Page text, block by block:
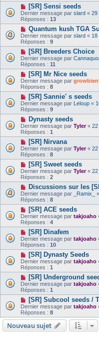
[SR] Sensi seeds
Dernier message par slard « 29
Réponses : 13
Quantum kush TGA
Dernier message par slard « 18
Réponses : 9
[SR] Breeders Choice
Dernier message par
Réponses : 11
[SR] Mr Nice seeds
Dernier message par
Réponses : 8
[SR] Sannie' s seeds
Dernier message par Leloup «
Réponses : 9
Dynasty seeds
Dernier message par Tyler« 22
Réponses : 1
[SR] Nirvana
Dernier message par Tyler« 22
Réponses : 8
[SR] Sweet seeds
Dernier message par Tyler« 22
Réponses : 2
Discussions sur les
Dernier message par _Ramix_ «
Réponses : 8
[SR] ACE seeds
Dernier message par takjoaho
Réponses : 4
[SR] Dinafem
Dernier message par takjoaho
Réponses : 10
[SR] Dynasty Seeds
Dernier message par takjoaho
Réponses : 1
[SR] Underground
Dernier message par takjoaho
Réponses : 1
[SR] Subcool seeds /
Dernier message par takjoaho
Réponses : 8
Nouveau sujet